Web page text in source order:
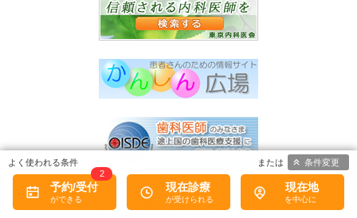
予約/受付
2
現在診療 現在地
条件変更